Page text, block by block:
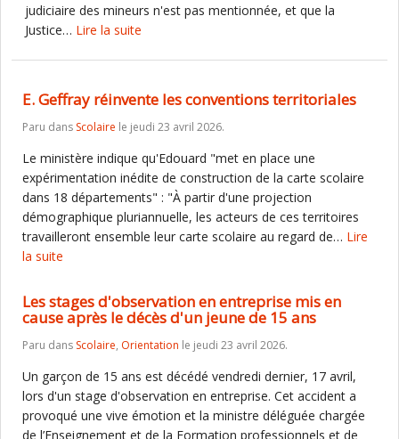
judiciaire des mineurs n'est pas mentionnée, et que la
Justice… Lire la suite
E. Geffray réinvente les conventions territoriales
Paru dans Scolaire le jeudi 23 avril 2026.
Le ministère indique qu'Edouard "met en place une
expérimentation inédite de construction de la carte scolaire
dans 18 départements" : "À partir d'une projection
démographique pluriannuelle, les acteurs de ces territoires
travailleront ensemble leur carte scolaire au regard de… Lire
la suite
Les stages d'observation en entreprise mis en
cause après le décès d'un jeune de 15 ans
Paru dans Scolaire, Orientation le jeudi 23 avril 2026.
Un garçon de 15 ans est décédé vendredi dernier, 17 avril,
lors d'un stage d'observation en entreprise. Cet accident a
provoqué une vive émotion et la ministre déléguée chargée
de l’Enseignement et de la Formation professionnels et de